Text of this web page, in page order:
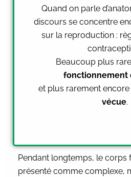
Quand on parle
discours se concentre
sur la reproduction :
Beaucoup plus
fonctionnement
et plus rarement encore
vécue.
Pendant longtemps, le corps
présenté comme complexe,